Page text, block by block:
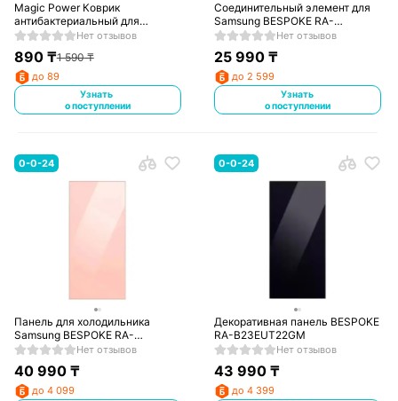
Magic Power Коврик
антибактериальный для
холодильника, 1 шт. МР-612
Нет отзывов
890₸1 590₸
до 89
Узнать
о поступлении
Соединительный элемент для
Samsung BESPOKE RA-
C00K3BAA Нет отзывов
25 990 ₸
до 2 599
Узнать
о поступлении
0-0-24
Панель для холодильника
Samsung BESPOKE RA-
B23EUT3KGMНет отзывов
40 990₸
до 4 099
0-0-24
Декоративная панель BESPOKE
RA-B23EUT22GM
Нет отзывов
43 990 ₸
до 4 399